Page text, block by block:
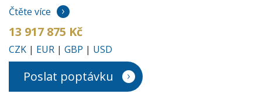
Čtěte více
13 917 875 Kč
CZK | EUR | GBP | USD
Poslat poptávku